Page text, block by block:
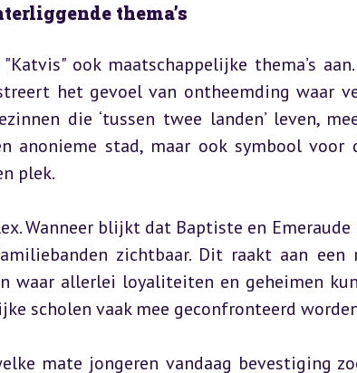
thema’s
ook maatschappelijke thema’s aan.
het gevoel van ontheemding waar
die ‘tussen twee landen’ leven,
anonieme stad, maar ook symbool voor
plek.
Wanneer blijkt dat Baptiste en Emeraude
zichtbaar. Dit raakt aan
waar allerlei loyaliteiten en geheimen
scholen vaak mee geconfronteerd
mate jongeren vandaag bevestiging